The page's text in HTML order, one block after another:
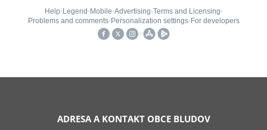
ADRESA A KONTAKT OBCE BLUDOV